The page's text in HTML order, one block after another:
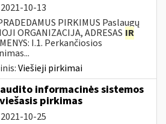
2021-10-13
PIRKIMUS Paslaugų
ORGANIZACIJA, ADRESAS IR
I.1. Perkančiosios
Viešieji pirkimai
informacinės sistemos
pirkimas
2021-10-25